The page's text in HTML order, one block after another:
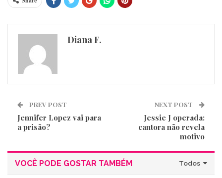
Diana F.
PREV POST
Jennifer Lopez vai para
a prisão?
NEXT POST
Jessie J operada:
cantora não revela
motivo
Todos
VOCÊ PODE GOSTAR TAMBÉM